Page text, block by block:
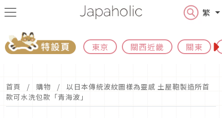
繁
東京 關西近畿 關東
首頁 購物
以日本傳統波紋圖樣為靈感 土屋鞄製造所首
款可水洗包款「青海波」